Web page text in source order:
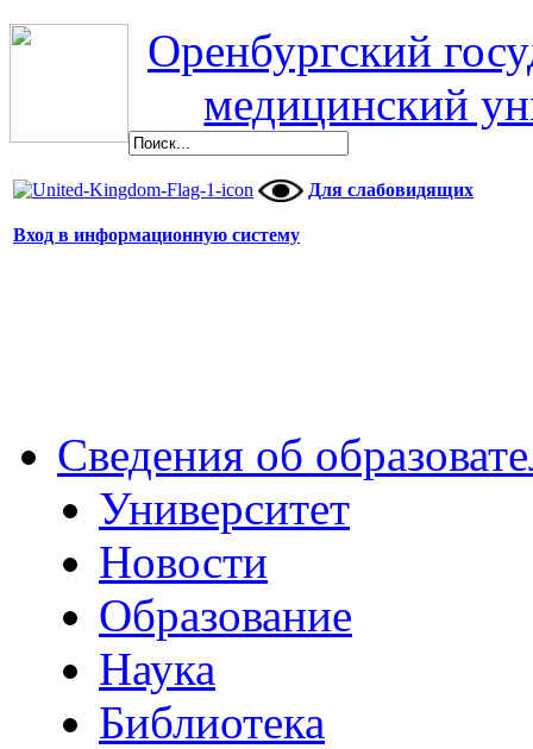
Оренбургский
медицинский
Для слабовидящих
Вход в информационную систему
Сведения об
Университет
Новости
Образование
Наука
Библиотека